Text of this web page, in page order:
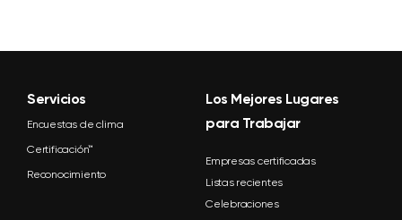
Servicios
Encuestas de clima
Certificación™
Reconocimiento
Los Mejores Lugares
para Trabajar
Empresas certificadas
Listas recientes
Celebraciones